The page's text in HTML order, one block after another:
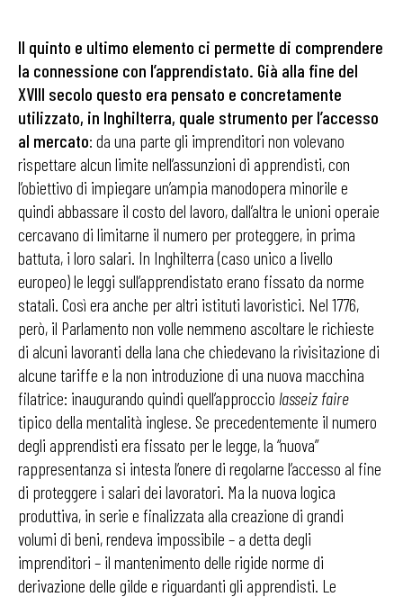
Il quinto e ultimo elemento ci permette di comprendere
la connessione con l’apprendistato. Già alla fine del
XVIII secolo questo era pensato e concretamente
utilizzato, in Inghilterra, quale strumento per l’accesso
al mercato: da una parte gli imprenditori non volevano
rispettare alcun limite nell’assunzioni di apprendisti, con
l’obiettivo di impiegare un’ampia manodopera minorile e
quindi abbassare il costo del lavoro, dall’altra le unioni operaie
cercavano di limitarne il numero per proteggere, in prima
battuta, i loro salari. In Inghilterra (caso unico a livello
europeo) le leggi sull’apprendistato erano fissato da norme
statali. Così era anche per altri istituti lavoristici. Nel 1776,
però, il Parlamento non volle nemmeno ascoltare le richieste
di alcuni lavoranti della lana che chiedevano la rivisitazione di
alcune tariffe e la non introduzione di una nuova macchina
filatrice: inaugurando quindi quell’approccio lasseiz faire
tipico della mentalità inglese. Se precedentemente il numero
degli apprendisti era fissato per le legge, la “nuova”
rappresentanza si intesta l’onere di regolarne l’accesso al fine
di proteggere i salari dei lavoratori. Ma la nuova logica
produttiva, in serie e finalizzata alla creazione di grandi
volumi di beni, rendeva impossibile – a detta degli
imprenditori – il mantenimento delle rigide norme di
derivazione delle gilde e riguardanti gli apprendisti. Le